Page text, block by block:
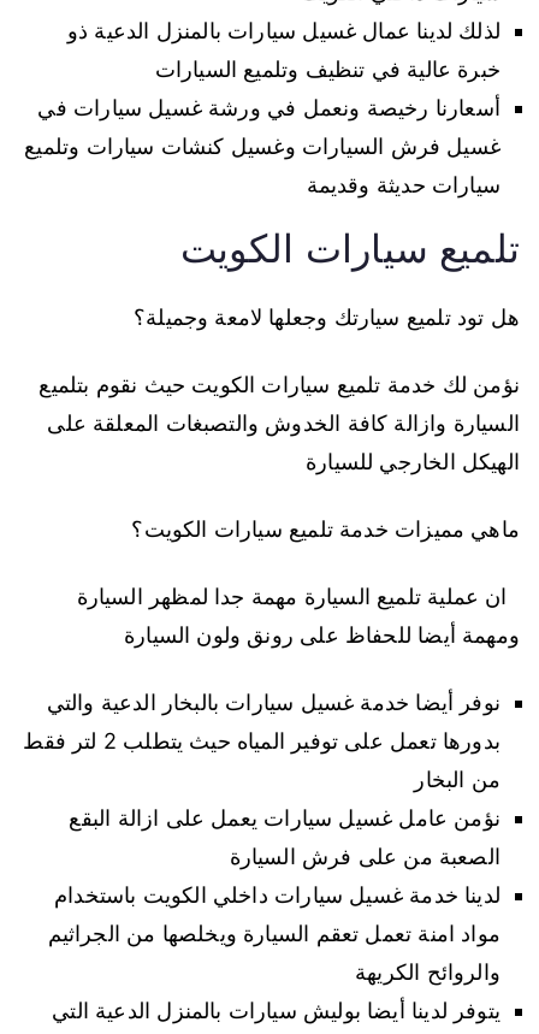
لذلك لدينا عمال غسيل سيارات بالمنزل الدعية ذو
خبرة عالية في تنظيف وتلميع السيارات
أسعارنا رخيصة ونعمل في ورشة غسيل سيارات في
غسيل فرش السيارات وغسيل كنشات سيارات وتلميع
سيارات حديثة وقديمة
تلميع سيارات الكويت
هل تود تلميع سيارتك وجعلها لامعة وجميلة؟
نؤمن لك خدمة تلميع سيارات الكويت حيث نقوم بتلميع
السيارة وازالة كافة الخدوش والتصبغات المعلقة على
الهيكل الخارجي للسيارة
ماهي مميزات خدمة تلميع سيارات الكويت؟
ان عملية تلميع السيارة مهمة جدا لمظهر السيارة
ومهمة أيضا للحفاظ على رونق ولون السيارة
نوفر أيضا خدمة غسيل سيارات بالبخار الدعية والتي
بدورها تعمل على توفير المياه حيث يتطلب 2 لتر فقط
من البخار
نؤمن عامل غسيل سيارات يعمل على ازالة البقع
الصعبة من على فرش السيارة
لدينا خدمة غسيل سيارات داخلي الكويت باستخدام
مواد امنة تعمل تعقم السيارة ويخلصها من الجراثيم
والروائح الكريهة
يتوفر لدينا أيضا بوليش سيارات بالمنزل الدعية التي